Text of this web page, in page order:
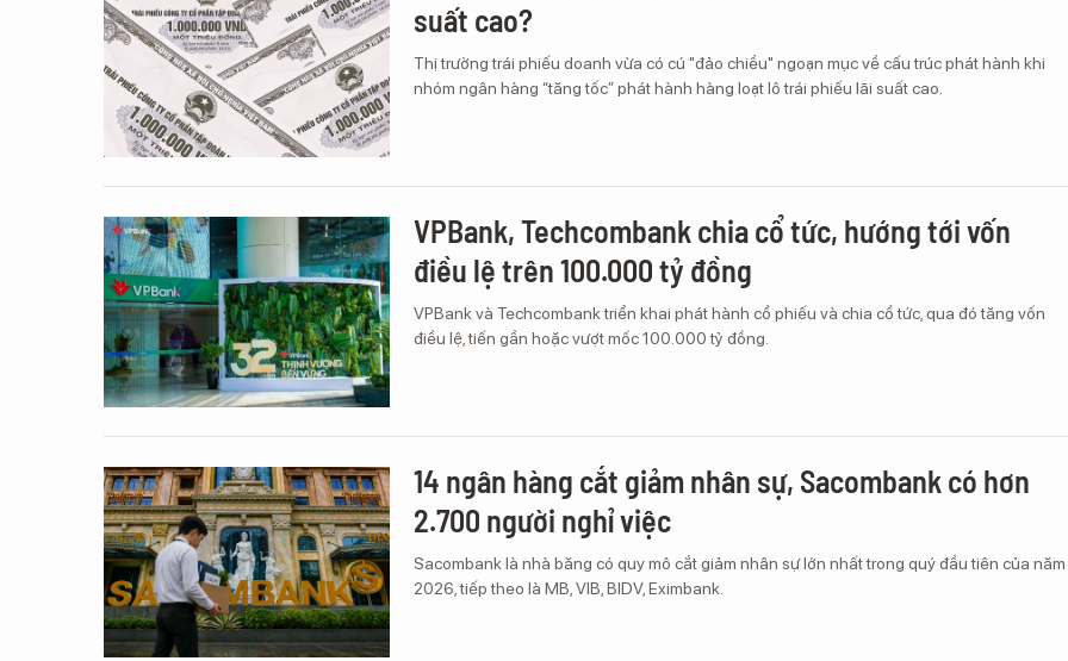
suất cao?
Thị trường trái phiếu doanh vừa có cú "đảo chiều" ngoạn mục về cấu trúc phát hành khi
nhóm ngân hàng “tăng tốc” phát hành hàng loạt lô trái phiếu lãi suất cao.
VPBank, Techcombank chia cổ tức, hướng tới vốn
điều lệ trên 100.000 tỷ đồng
VPBank và Techcombank triển khai phát hành cổ phiếu và chia cổ tức, qua đó tăng vốn
điều lệ, tiến gần hoặc vượt mốc 100.000 tỷ đồng.
14 ngân hàng cắt giảm nhân sự, Sacombank có hơn
2.700 người nghỉ việc
Sacombank là nhà băng có quy mô cắt giảm nhân sự lớn nhất trong quý đầu tiên của năm
2026, tiếp theo là MB, VIB, BIDV, Eximbank.